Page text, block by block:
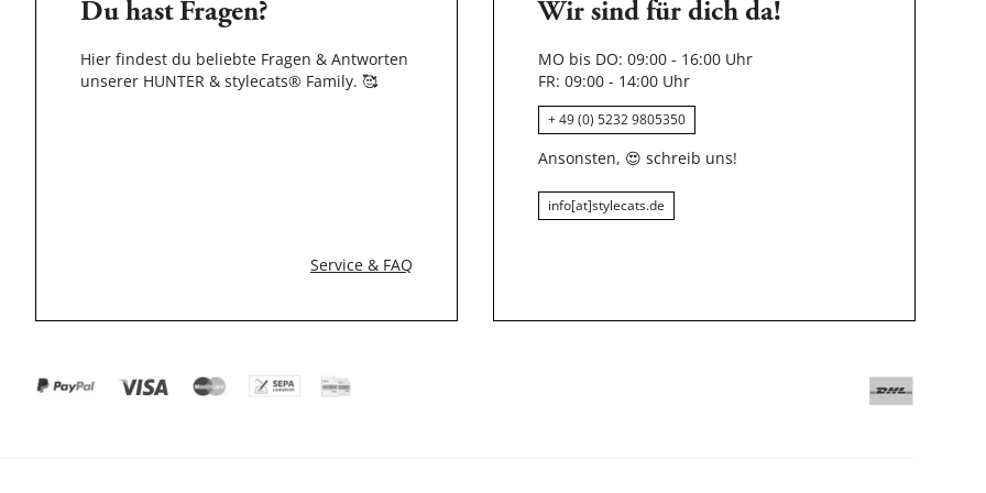
Du hast Fragen?
Hier findest du beliebte Fragen & Antworten
unserer HUNTER & stylecats® Family. 🥰
Service & FAQ
Wir sind für dich da!
MO bis DO: 09:00 - 16:00 Uhr
FR: 09:00 - 14:00 Uhr
+ 49 (0) 5232 9805350
Ansonsten, 😍 schreib uns!
info[at]stylecats.de